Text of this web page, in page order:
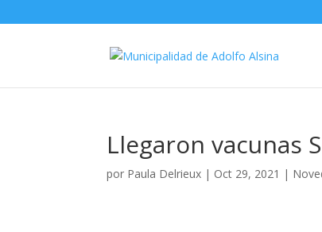
Llegaron vacunas
por Paula Delrieux | Oct 29, 2021 |